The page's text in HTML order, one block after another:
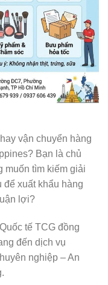
vận chuyển hàng
Bạn là chủ
muốn tìm kiếm giải
xuất khẩu hàng
lợi?
tế TCG đồng
đến dịch vụ
nghiệp – An